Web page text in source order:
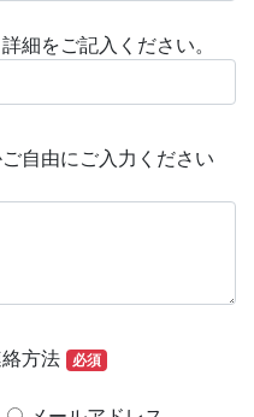
細をご記入ください。
自由にご入力ください
方法 必須